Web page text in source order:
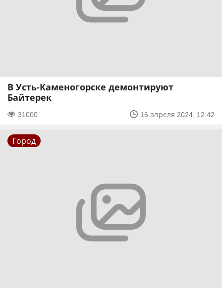
В Усть-Каменогорске демонтируют
Байтерек
31000 16 апреля 2024, 12:42
Город